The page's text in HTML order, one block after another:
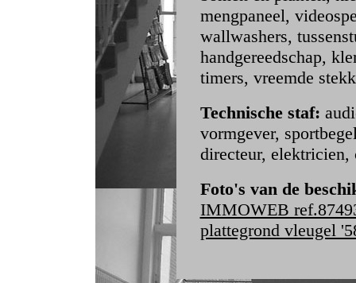
mengpaneel,
wallwashers,
handgereedschap,
timers, vreemde
Technische staf:
vormgever,
directeur, elektricien,
Foto's van de
IMMOWEB
plattegrond vleugel